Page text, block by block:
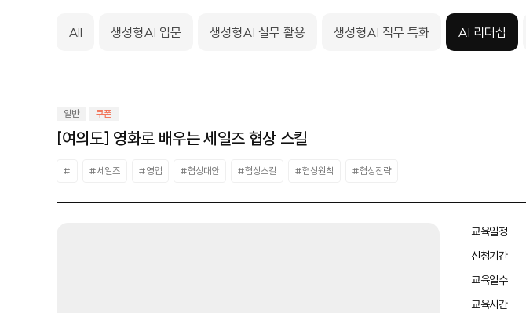
All 생성형AI 입문 생성형AI 실무 활용 생성형AI 직무 특화 AI 리더십
일반 쿠폰
[여의도] 영화로 배우는 세일즈 협상 스킬
# #세일즈 #영업 #협상대안 #협상스킬 #협상원칙 #협상전략
교육일정
신청기간
교육일수
교육시간